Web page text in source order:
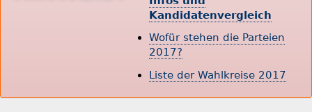
Kandidatenvergleich
Wofür stehen die Parteien
2017?
Liste der Wahlkreise 2017